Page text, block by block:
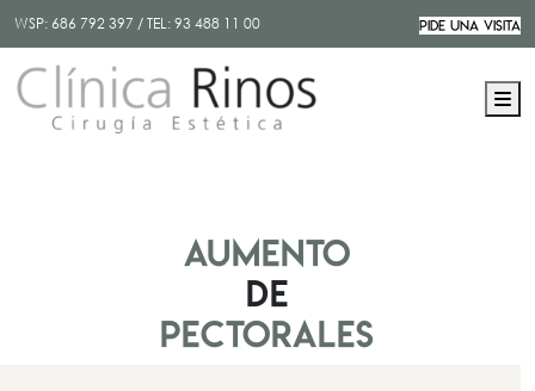
WSP: 686 792 397 / TEL:93 488 11 00 PIDE UNA VISITA
Aumento
de
pectorales